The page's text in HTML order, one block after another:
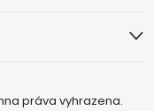
práva vyhrazena.